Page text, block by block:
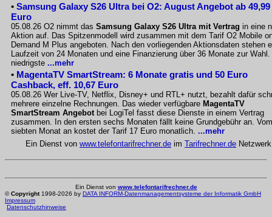
• Samsung Galaxy S26 Ultra bei O2: August Angebot ab 49,99
Euro
05.08.26 O2 nimmt das Samsung Galaxy S26 Ultra mit Vertrag in eine
Aktion auf. Das Spitzenmodell wird zusammen mit dem Tarif O2 Mobile
Demand M Plus angeboten. Nach den vorliegenden Aktionsdaten stehen
Laufzeit von 24 Monaten und eine Finanzierung über 36 Monate zur Wahl.
niedrigste ...mehr
• MagentaTV SmartStream: 6 Monate gratis und 50 Euro
Cashback, eff. 10,67 Euro
05.08.26 Wer Live-TV, Netflix, Disney+ und RTL+ nutzt, bezahlt dafür
mehrere einzelne Rechnungen. Das wieder verfügbare MagentaTV
SmartStream Angebotbei LogiTel fasst diese Dienste in einem Vertrag
zusammen. In den ersten sechs Monaten fällt keine Grundgebühr an. Vom
siebten Monat an kostet der Tarif 17 Euro monatlich. ...mehr
Ein Dienst von www.telefontarifrechner.de im Tarifrechner.de Netzwerk
Ein Dienst von www.telefontarifrechner.de
©Copyright1998-2026 by DATA INFORM-Datenmanagementsysteme der Informatik GmbH
Impressum
Datenschutzhinweise